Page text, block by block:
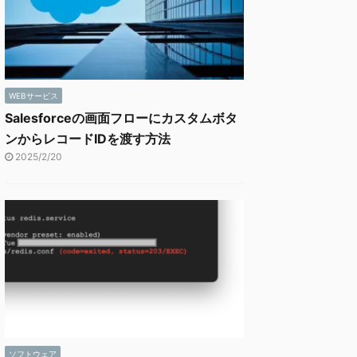
WEBサービス
Salesforceの画面フローにカスタムボタ
ンからレコードIDを渡す方法
2025/2/20
ソフトウェア